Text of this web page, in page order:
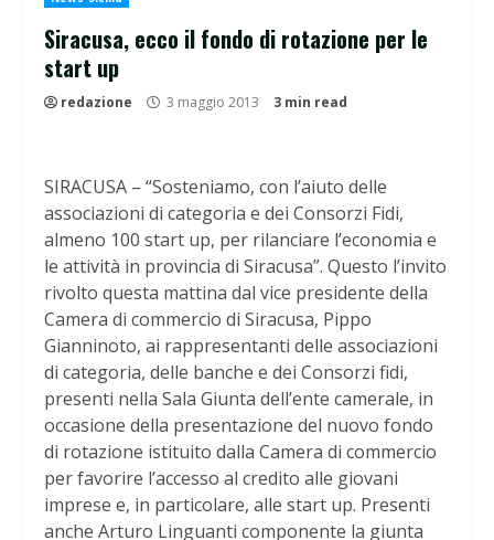
Siracusa, ecco il fondo di rotazione per le
start up
redazione 3 maggio 2013 3 min read
SIRACUSA – “Sosteniamo, con l’aiuto delle
associazioni di categoria e dei Consorzi Fidi,
almeno 100 start up, per rilanciare l’economia e
le attività in provincia di Siracusa”. Questo l’invito
rivolto questa mattina dal vice presidente della
Camera di commercio di Siracusa, Pippo
Gianninoto, ai rappresentanti delle associazioni
di categoria, delle banche e dei Consorzi fidi,
presenti nella Sala Giunta dell’ente camerale, in
occasione della presentazione del nuovo fondo
di rotazione istituito dalla Camera di commercio
per favorire l’accesso al credito alle giovani
imprese e, in particolare, alle start up. Presenti
anche Arturo Linguanti componente la giunta